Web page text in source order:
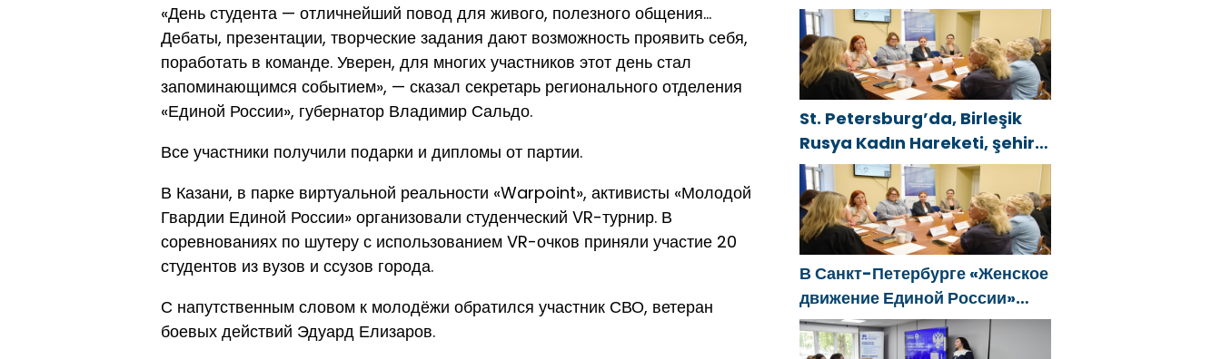
«День студента — отличнейший повод для живого, полезного общения…
Дебаты, презентации, творческие задания дают возможность проявить себя,
поработать в команде. Уверен, для многих участников этот день стал
запоминающимся событием», — сказал секретарь регионального отделения
«Единой России», губернатор Владимир Сальдо.
Все участники получили подарки и дипломы от партии.
В Казани, в парке виртуальной реальности «Warpoint», активисты «Молодой
Гвардии Единой России» организовали студенческий VR-турнир. В
соревнованиях по шутеру с использованием VR-очков приняли участие 20
студентов из вузов и ссузов города.
С напутственным словом к молодёжи обратился участник СВО, ветеран
боевых действий Эдуард Елизаров.
состоялся семейный
фестиваль
St. Petersburg’da, Birleşik
Rusya Kadın Hareketi, şehir
genelinde kadınlara yönelik
destek programlarının
geliştirilmesi için öneriler
hazırladı
В Санкт-Петербурге «Женское
движение Единой России»
сформировало предложения
по развитию городских